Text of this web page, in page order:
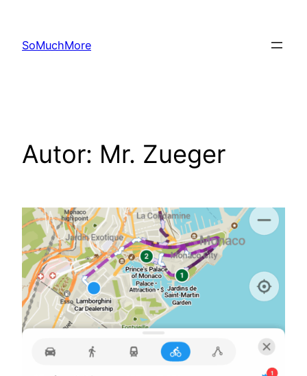
springen
SoMuchMore
Autor: Mr. Zueger